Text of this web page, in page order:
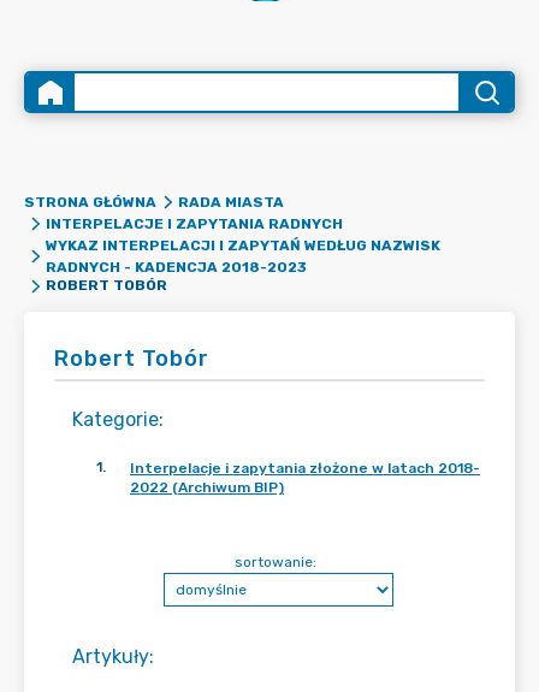
STRONA GŁÓWNA
RADA MIASTA
INTERPELACJE I ZAPYTANIA RADNYCH
WYKAZ INTERPELACJI I ZAPYTAŃ WEDŁUG NAZWISK
RADNYCH - KADENCJA 2018-2023
ROBERT TOBÓR
Robert Tobór
Kategorie:
1.
Interpelacje i zapytania złożone w latach 2018-
2022 (Archiwum BIP)
Artykuły:
sortowanie: